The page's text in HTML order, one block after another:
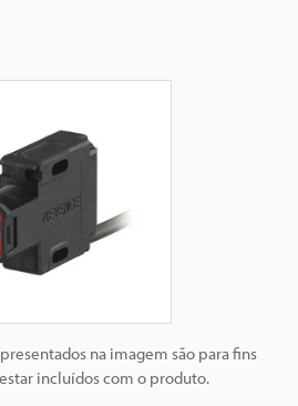
na imagem são para fins
incluídos com o produto.